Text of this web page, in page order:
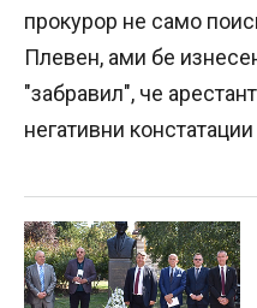
прокурор не само
Плевен, ами бе
"забравил", че
негативни